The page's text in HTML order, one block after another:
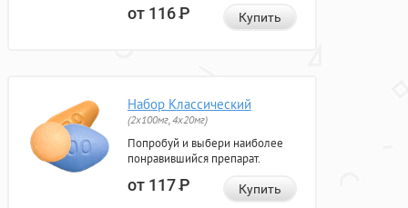
от 116Р Купить
Набор Классический
(2x100мг, 4x20мг)
Попробуй и выбери наиболее
понравившийся препарат.
от 117Р Купить